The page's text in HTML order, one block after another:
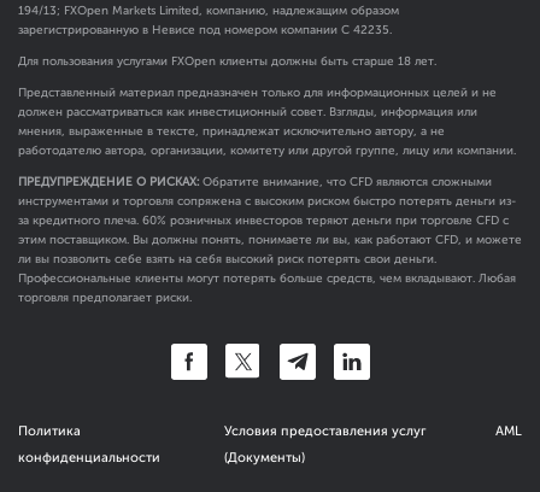
194/13; FXOpen Markets Limited, компанию, надлежащим образом
зарегистрированную в Невисе под номером компании C 42235.
Для пользования услугами FXOpen клиенты должны быть старше 18 лет.
Представленный материал предназначен только для информационных целей и не
должен рассматриваться как инвестиционный совет. Взгляды, информация или
мнения, выраженные в тексте, принадлежат исключительно автору, а не
работодателю автора, организации, комитету или другой группе, лицу или компании.
ПРЕДУПРЕЖДЕНИЕ О РИСКАХ: Обратите внимание, что CFD являются сложными
инструментами и торговля сопряжена с высоким риском быстро потерять деньги из-
за кредитного плеча. 60% розничных инвесторов теряют деньги при торговле CFD с
этим поставщиком. Вы должны понять, понимаете ли вы, как работают CFD, и можете
ли вы позволить себе взять на себя высокий риск потерять свои деньги.
Профессиональные клиенты могут потерять больше средств, чем вкладывают. Любая
торговля предполагает риски.
Политика
конфиденциальности
Условия предоставления услуг
(Документы)
AML